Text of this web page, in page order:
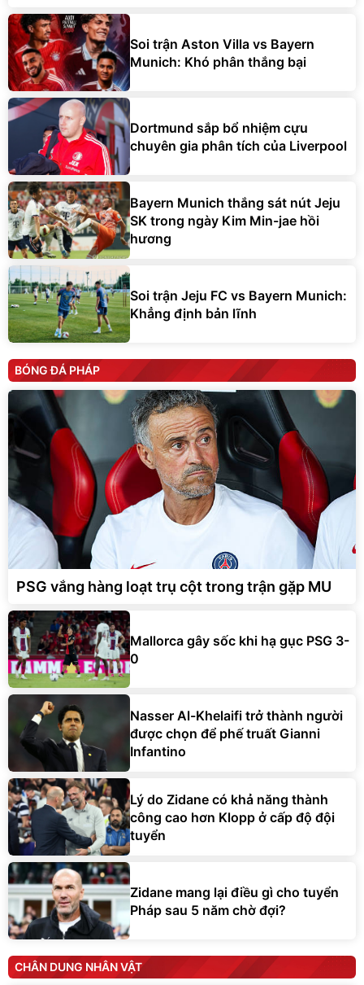
Soi trận Aston Villa vs Bayern
Munich: Khó phân thắng bại
Dortmund sắp bổ nhiệm cựu
chuyên gia phân tích của Liverpool
Bayern Munich thắng sát nút Jeju
SK trong ngày Kim Min-jae hồi
hương
Soi trận Jeju FC vs Bayern Munich:
Khẳng định bản lĩnh
BÓNG ĐÁ PHÁP
PSG vắng hàng loạt trụ cột trong trận gặp MU
Mallorca gây sốc khi hạ gục PSG 3-
0
Nasser Al-Khelaifi trở thành người
được chọn để phế truất Gianni
Infantino
Lý do Zidane có khả năng thành
công cao hơn Klopp ở cấp độ đội
tuyển
Zidane mang lại điều gì cho tuyển
Pháp sau 5 năm chờ đợi?
CHÂN DUNG NHÂN VẬT